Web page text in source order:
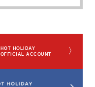
HOT HOLIDAY
OFFICIAL ACCOUNT
〉